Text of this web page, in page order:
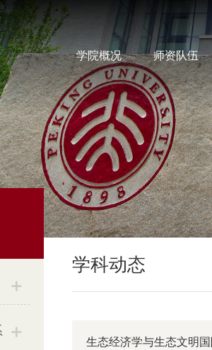
学院概况 师资队伍
学科动态
生态经济学与生态文明